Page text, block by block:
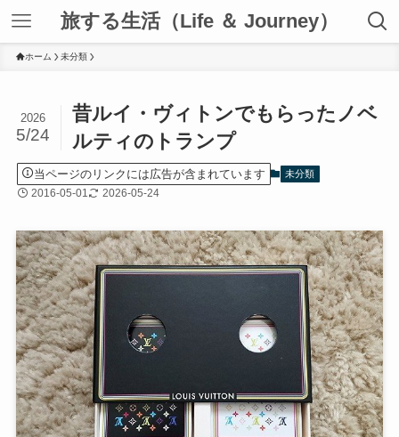
旅する生活（Life ＆ Journey）
ホーム 未分類
昔ルイ・ヴィトンでもらったノベ
ルティのトランプ
2026
5/24
当ページのリンクには広告が含まれています 未分類
2016-05-01 2026-05-24